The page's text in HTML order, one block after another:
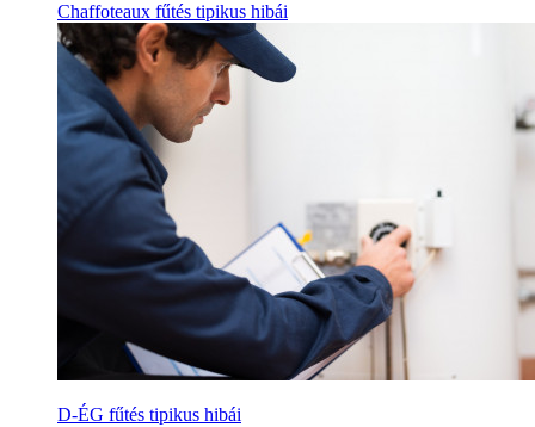
Chaffoteaux fűtés tipikus hibái
D-ÉG fűtés tipikus hibái